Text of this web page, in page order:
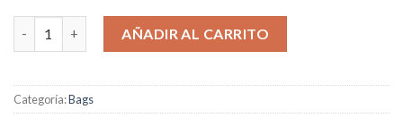
Alanya Braided Leather cantidad
AÑADIR AL CARRITO
Categoría:Bags